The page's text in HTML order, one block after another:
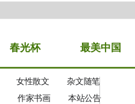
春光杯 最美中国
女性散文 杂文随笔
作家书画 本站公告